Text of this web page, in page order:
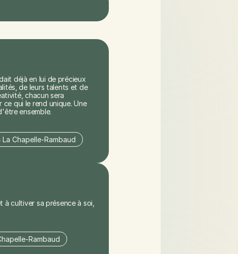
déjà en lui de précieux
de leurs talents et de
chacun sera
qui le rend unique. Une
ensemble.
Chapelle-Rambaud
cultiver sa présence à soi,
Rambaud